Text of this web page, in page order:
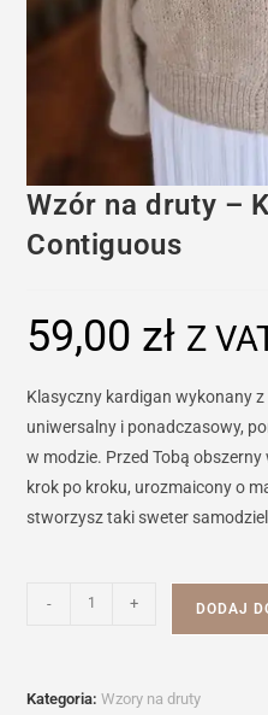
Wzór na druty –
Contiguous
59,00 zł Z
Klasyczny kardigan wykonany
uniwersalny i ponadczasowy,
w modzie. Przed Tobą
krok po kroku, urozmaicony o
stworzysz taki sweter
- + DODAJ
Kategoria:Wzory na druty